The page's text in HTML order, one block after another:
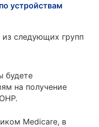
устройствам
следующих групп
будете
на получение
Medicare, в